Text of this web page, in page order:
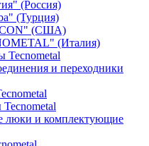
(Россия)
(Турция)
(США)
(Италия)
Tecnometal
и переходники
люки и комплектующие